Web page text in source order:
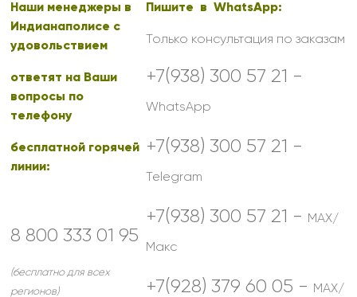
Наши менеджеры в
Индианаполисе с
удовольствием
ответят на Ваши
вопросы по
телефону
бесплатной горячей
линии:
8 800 333 01 95
(бесплатно для всех
регионов)
Пишите в WhatsApp:
Только консультация по заказам
+7(938) 300 57 21 -
WhatsApp
+7(938) 300 57 21 -
Telegram
+7(938) 300 57 21 - MAX/
Макс
+7(928) 379 60 05 - MAX/